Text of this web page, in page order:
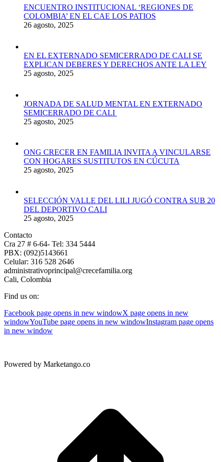
ENCUENTRO INSTITUCIONAL ‘REGIONES DE
COLOMBIA’ EN EL CAE LOS PATIOS
26 agosto, 2025
EN EL EXTERNADO SEMICERRADO DE CALI SE
EXPLICAN DEBERES Y DERECHOS ANTE LA LEY
25 agosto, 2025
JORNADA DE SALUD MENTAL EN EXTERNADO
SEMICERRADO DE CALI
25 agosto, 2025
ONG CRECER EN FAMILIA INVITA A VINCULARSE
CON HOGARES SUSTITUTOS EN CÚCUTA
25 agosto, 2025
SELECCIÓN VALLE DEL LILI JUGÓ CONTRA SUB 20
DEL DEPORTIVO CALI
25 agosto, 2025
Contacto
Cra 27 # 6-64- Tel: 334 5444
PBX: (092)5143661
Celular: 316 528 2646
administrativoprincipal@crecefamilia.org
Cali, Colombia
Find us on:
Facebook page opens in new windowX page opens in new
windowYouTube page opens in new windowInstagram page opens
in new window
Powered by Marketango.co